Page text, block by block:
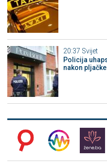
20:37 Svijet
Policija
nakon